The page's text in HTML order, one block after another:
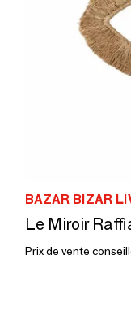
BAZAR BIZAR
Le Miroir
Prix de vente